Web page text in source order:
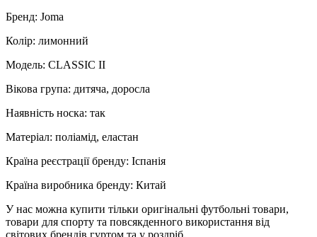
Бренд: Joma
Колір: лимонний
Модель: CLASSIC II
Вікова група: дитяча, доросла
Наявність носка: так
Матеріал: поліамід, еластан
Країна реєстрації бренду: Іспанія
Країна виробника бренду: Китай
У нас можна купити тільки оригінальні футбольні товари,
товари для спорту та повсякденного використання від